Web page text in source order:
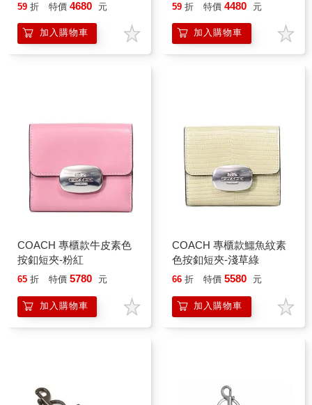
59 折 特價 4680 元
加入購物車
59 折 特價 4480 元
加入購物車
COACH 專櫃款牛皮素色
按釦短夾-粉紅
65 折 特價 5780 元
加入購物車
COACH 專櫃款鱷魚紋素
色按釦短夾-淺草綠
66 折 特價 5580 元
加入購物車